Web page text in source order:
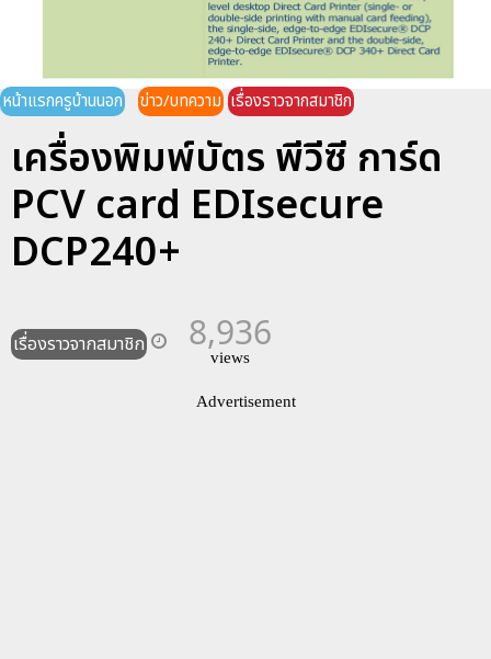
หน้าแรกครูบ้านนอก ข่าว/บทความ เรื่องราวจากสมาชิก
เครื่องพิมพ์บัตร พีวีซี การ์ด
PCV card EDIsecure
DCP240+
เรื่องราวจากสมาชิก 8,936
views
Advertisement